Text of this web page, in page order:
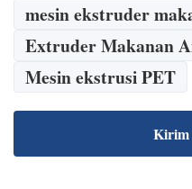
mesin ekstruder
Extruder Makanan
Mesin ekstrusi PET
Kirim